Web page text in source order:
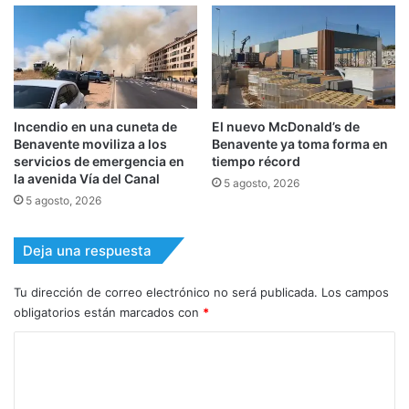
Incendio en una cuneta de
Benavente moviliza a los
servicios de emergencia en
la avenida Vía del Canal
5 agosto, 2026
El nuevo McDonald’s de
Benavente ya toma forma en
tiempo récord
5 agosto, 2026
Deja una respuesta
Tu dirección de correo electrónico no será publicada. Los campos
obligatorios están marcados con *